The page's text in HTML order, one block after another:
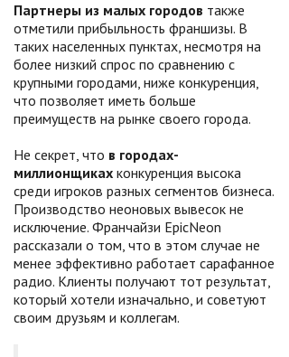
Партнеры из малых городов также
отметили прибыльность франшизы. В
таких населенных пунктах, несмотря на
более низкий спрос по сравнению с
крупными городами, ниже конкуренция,
что позволяет иметь больше
преимуществ на рынке своего города.
Не секрет, что в городах-
миллионщиках конкуренция высока
среди игроков разных сегментов бизнеса.
Производство неоновых вывесок не
исключение. Франчайзи EpicNeon
рассказали о том, что в этом случае не
менее эффективно работает сарафанное
радио. Клиенты получают тот результат,
который хотели изначально, и советуют
своим друзьям и коллегам.